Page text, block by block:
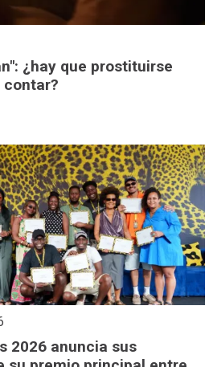
¿hay que prostituirse
contar?
2026 anuncia sus